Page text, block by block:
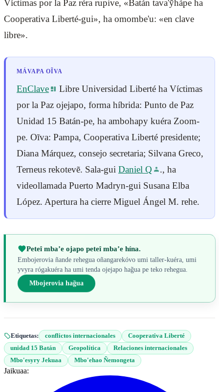
Víctimas por la Paz réra rupive, «Batán tava'ỹhápe ha
Cooperativa Liberté-gui», ha omombe'u: «en clave
libre».
MÁVAPA OĨVA
EnClave
Libre Universidad Liberté ha Víctimas
por la Paz ojejapo, forma híbrida: Punto de Paz
Unidad 15 Batán-pe, ha ambohapy kuéra Zoom-
pe. Oĩva: Pampa, Cooperativa Liberté presidente;
Diana Márquez, consejo secretaria; Silvana Greco,
Terneus rekotevẽ. Sala-gui Daniel Q
., ha
videollamada Puerto Madryn-gui Susana Elba
López. Apertura ha cierre Miguel Ángel M. rehe.
Peteî mba’e ojapo peteî mba’e hína.
Embojerovia ñande rehegua oñangarekóvo umi taller-kuéra, umi
yvyra rógakuéra ha umi tenda ojejapo hag̃ua pe teko rehegua.
Mbojerovia hag̃ua
Etiquetas: conflictos internacionales
Cooperativa Liberté
unidad 15 Batán
Geopolítica
Relaciones internacionales
Mbo'esyry Jekuaa
Mbo'ehao Ñemongeta
Jaikuaa: